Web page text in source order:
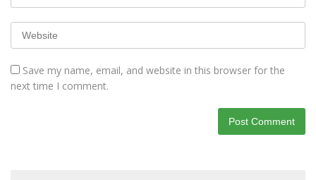
Save my name, email, and website in this browser for the
next time I comment.